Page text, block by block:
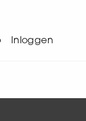
Inloggen